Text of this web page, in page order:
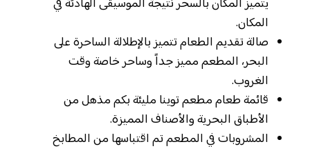
يتميز المكان بالسحر نتيجة الموسيقى الهادئة في
المكان.
صالة تقديم الطعام تتميز بالإطلالة الساحرة على
البحر، المطعم مميز جداً وساحر خاصة وقت
الغروب.
قائمة طعام مطعم توينا مليئة بكم مذهل من
الأطباق البحرية والأصناف المميزة.
المشروبات في المطعم تم اقتباسها من المطابخ